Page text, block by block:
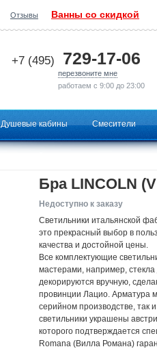
Отзывы Ванны со скидкой
+7 (495) 729-17-06
перезвоните мне
работаем с 9:00 до 23:00
Душевые кабины Смесители
Бра LINCOLN
Недоступно к заказу
Светильники итальянской
это прекрасный выбор в
качества и достойной цены.
Все комплектующие
мастерами, например,
декорируются вручную,
провинции Лацио. Арматура
серийном производстве, так
светильники украшены
которого подтверждается
Romana (Вилла Романа)